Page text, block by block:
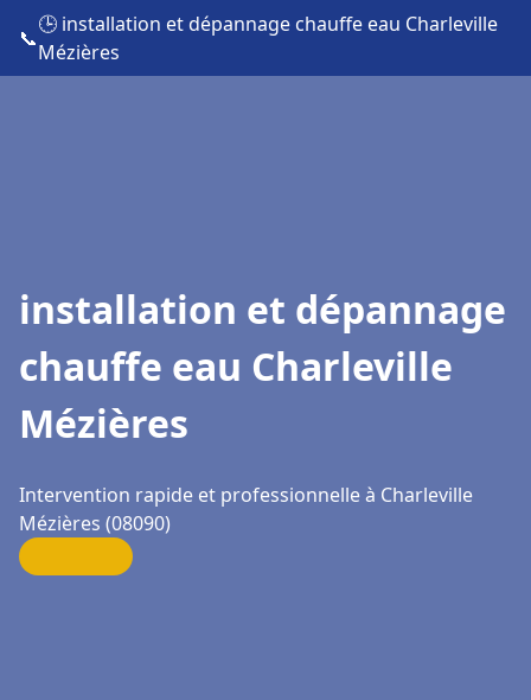
📞
🕒 installation et dépannage chauffe eau Charleville
Mézières
installation et dépannage
chauffe eau Charleville
Mézières
Intervention rapide et professionnelle à Charleville
Mézières (08090)